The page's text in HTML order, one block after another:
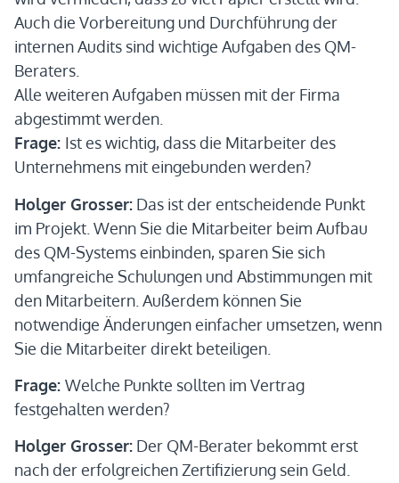
Auch die Vorbereitung und Durchführung der
internen Audits sind wichtige Aufgaben des QM-
Beraters.
Alle weiteren Aufgaben müssen mit der Firma
abgestimmt werden.
Frage: Ist es wichtig, dass die Mitarbeiter des
Unternehmens mit eingebunden werden?
Holger Grosser: Das ist der entscheidende Punkt
im Projekt. Wenn Sie die Mitarbeiter beim Aufbau
des QM-Systems einbinden, sparen Sie sich
umfangreiche Schulungen und Abstimmungen mit
den Mitarbeitern. Außerdem können Sie
notwendige Änderungen einfacher umsetzen, wenn
Sie die Mitarbeiter direkt beteiligen.
Frage: Welche Punkte sollten im Vertrag
festgehalten werden?
Holger Grosser: Der QM-Berater bekommt erst
nach der erfolgreichen Zertifizierung sein Geld.